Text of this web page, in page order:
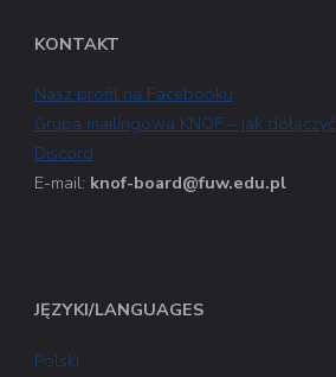
KONTAKT
Nasz profil na Facebooku
Grupa mailingowa KNOF – jak dołączyć
Discord
E-mail: knof-board@fuw.edu.pl
JĘZYKI/LANGUAGES
Polski